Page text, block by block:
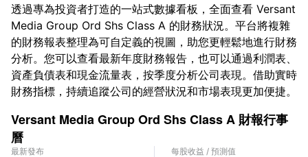
透過專為投資者打造的一站式數據看板，全面查看 Versant
Media Group Ord Shs Class A 的財務狀況。平台將複雜
的財務報表整理為可自定義的視圖，助您更輕鬆地進行財務
分析。您可以查看最新年度財務報告，也可以通過利潤表、
資產負債表和現金流量表，按季度分析公司表現。借助實時
財務指標，持續追蹤公司的經營狀況和市場表現更加便捷。
Versant Media Group Ord Shs Class A 財報行事
曆
最新發布 每股收益 / 預測值